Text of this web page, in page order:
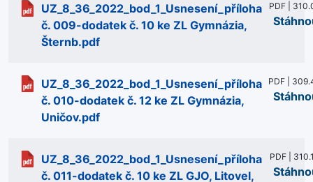
UZ_8_36_2022_bod_1_Usnesení_příloha
č. 009-dodatek č. 10 ke ZL Gymnázia,
Šternb.pdf
PDF |
UZ_8_36_2022_bod_1_Usnesení_příloha
č. 010-dodatek č. 12 ke ZL Gymnázia,
Uničov.pdf
PDF |
UZ_8_36_2022_bod_1_Usnesení_příloha
č. 011-dodatek č. 10 ke ZL GJO, Litovel,
PDF |